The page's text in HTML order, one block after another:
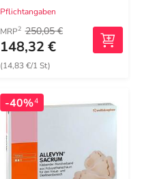
Pflichtangaben
MRP2 250,05 €
148,32 €
(14,83 €/1 St)
-40%4